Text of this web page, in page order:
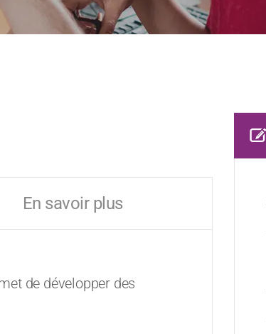
En savoir plus
de développer des